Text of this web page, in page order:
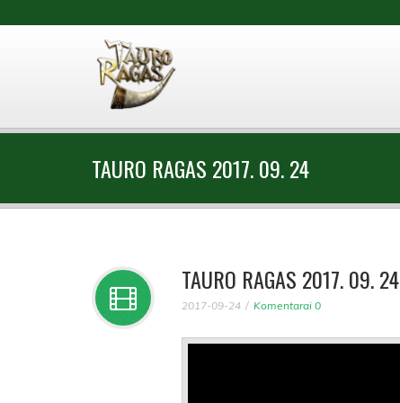
TAURO RAGAS 2017. 09. 24
TAURO RAGAS 2017. 09. 24
2017-09-24 Komentarai 0